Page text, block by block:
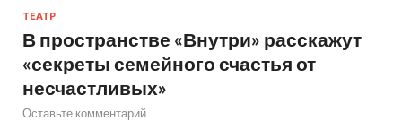
ТЕАТР
В пространстве «Внутри» расскажут
«секреты семейного счастья от
несчастливых»
Оставьте комментарий